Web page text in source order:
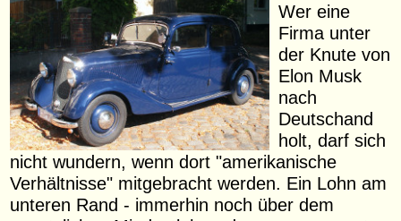
Wer eine
Firma unter
der Knute von
Elon Musk
nach
Deutschand
holt, darf sich
nicht wundern, wenn dort "amerikanische
Verhältnisse" mitgebracht werden. Ein Lohn am
unteren Rand - immerhin noch über dem